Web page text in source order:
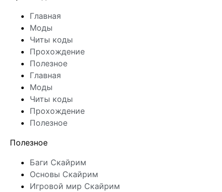
Главная
Моды
Читы коды
Прохождение
Полезное
Главная
Моды
Читы коды
Прохождение
Полезное
Полезное
Баги Скайрим
Основы Скайрим
Игровой мир Скайрим